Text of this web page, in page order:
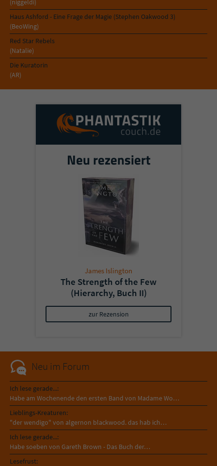
(niggeldi)
Haus Ashford - Eine Frage der Magie (Stephen Oakwood 3)
(BeoWing)
Red Star Rebels
(Natalie)
Die Kuratorin
(AR)
Neu rezensiert
James Islington
The Strength of the Few
(Hierarchy, Buch II)
zur Rezension
Neu im Forum
Ich lese gerade...:
Habe am Wochenende den ersten Band von Madame Wo…
Lieblings-Kreaturen:
"der wendigo" von algernon blackwood. das hab ich…
Ich lese gerade...:
Habe soeben von Gareth Brown - Das Buch der…
Lesefrust: